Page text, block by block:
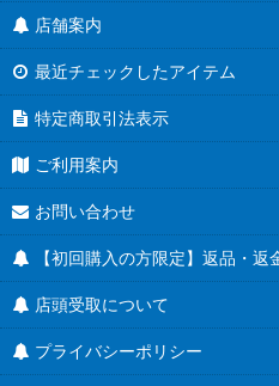
店舗案内
最近チェックしたアイテム
特定商取引法表示
ご利用案内
お問い合わせ
【初回購入の方限定】返品・返
店頭受取について
プライバシーポリシー